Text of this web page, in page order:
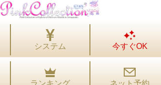
システム 今すぐOK